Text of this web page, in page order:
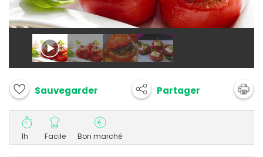
Sauvegarder Partager
1h Facile Bon marché